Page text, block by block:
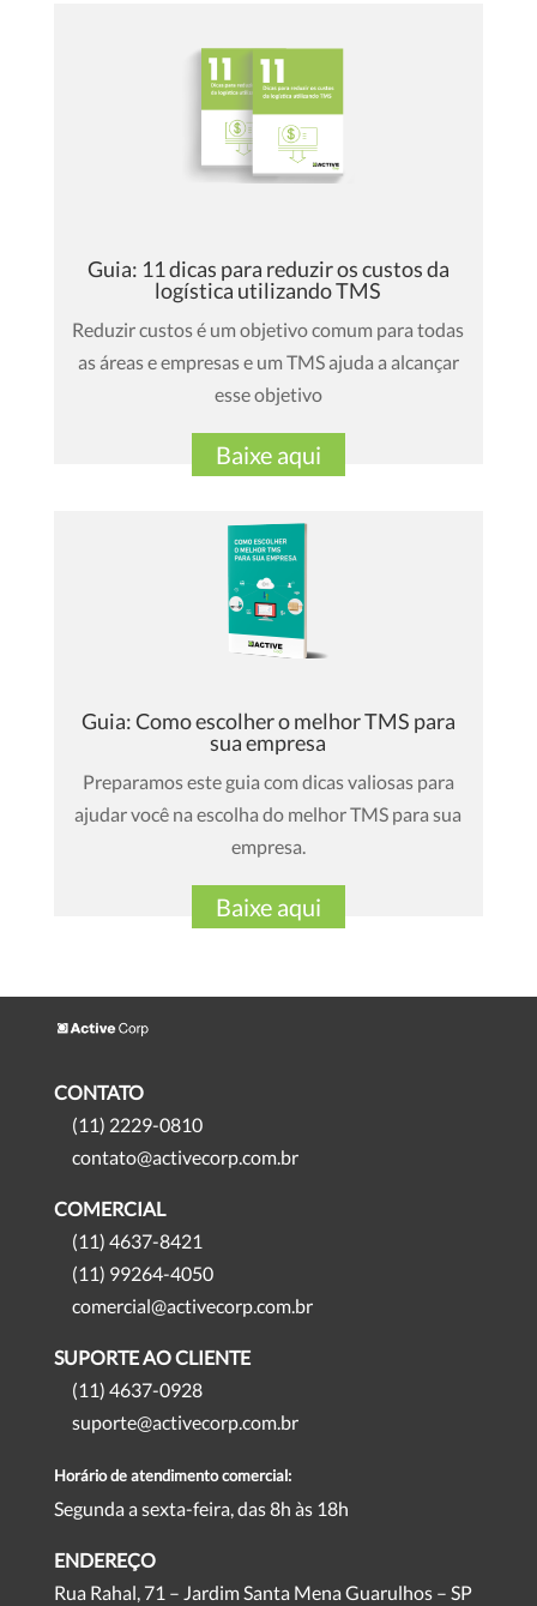
Guia: 11 dicas para reduzir os custos da
logística utilizando TMS
Reduzir custos é um objetivo comum para todas
as áreas e empresas e um TMS ajuda a alcançar
esse objetivo
Baixe aqui
Guia: Como escolher o melhor TMS para
sua empresa
Preparamos este guia com dicas valiosas para
ajudar você na escolha do melhor TMS para sua
empresa.
Baixe aqui
CONTATO
(11) 2229-0810
contato@activecorp.com.br
COMERCIAL
(11) 4637-8421
(11) 99264-4050
comercial@activecorp.com.br
SUPORTE AO CLIENTE
(11) 4637-0928
suporte@activecorp.com.br
Horário de atendimento comercial:
Segunda a sexta-feira, das 8h às 18h
ENDEREÇO
Rua Rahal, 71 – Jardim Santa Mena Guarulhos – SP